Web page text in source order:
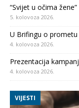
“Svijet u očima
5. kolovoza 2026.
U Brifingu o prometu
4. kolovoza 2026.
Prezentacija
4. kolovoza 2026.
VIJESTI